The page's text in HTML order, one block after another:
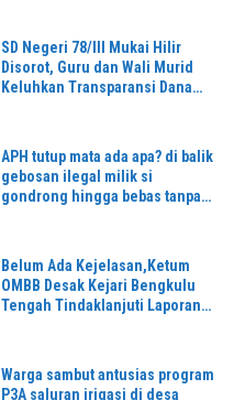
SD Negeri 78/III Mukai Hilir
Disorot, Guru dan Wali Murid
Keluhkan Transparansi Dana
APH tutup mata ada apa? di balik
gebosan ilegal milik si
gondrong hingga bebas tanpa
Belum Ada Kejelasan,Ketum
OMBB Desak Kejari Bengkulu
Tengah Tindaklanjuti Laporan
Warga sambut antusias program
P3A saluran irigasi di desa